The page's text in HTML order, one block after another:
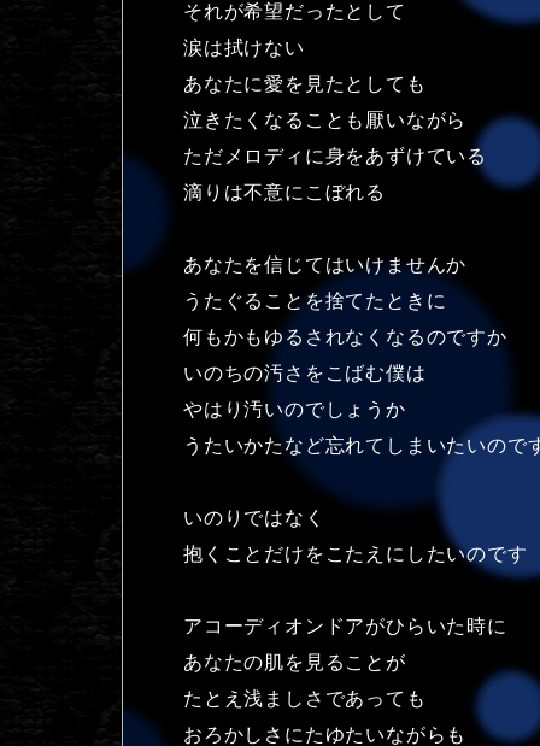
それが希望だったとして
涙は拭けない
あなたに愛を見たとしても
泣きたくなることも厭いながら
ただメロディに身をあずけている
滴りは不意にこぼれる
あなたを信じてはいけませんか
うたぐることを捨てたときに
何もかもゆるされなくなるのですか
いのちの汚さをこばむ僕は
やはり汚いのでしょうか
うたいかたなど忘れてしまいたいので
いのりではなく
抱くことだけをこたえにしたいのです
アコーディオンドアがひらいた時に
あなたの肌を見ることが
たとえ浅ましさであっても
おろかしさにたゆたいながらも